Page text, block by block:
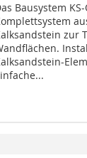
Bausystem
zur